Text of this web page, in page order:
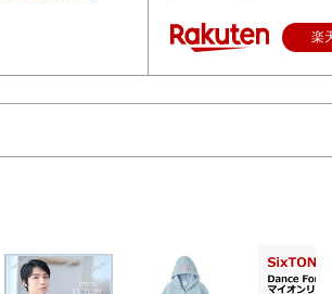
楽